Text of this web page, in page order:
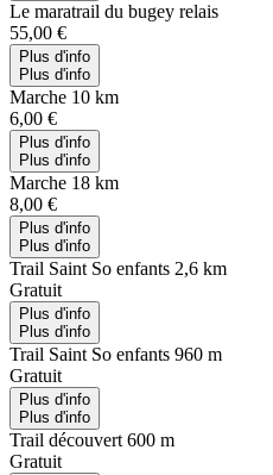
Le maratrail du bugey relais
55,00 €
Plus d'info
Plus d'info
Marche 10 km
6,00 €
Plus d'info
Plus d'info
Marche 18 km
8,00 €
Plus d'info
Plus d'info
Trail Saint So enfants 2,6 km
Gratuit
Plus d'info
Plus d'info
Trail Saint So enfants 960 m
Gratuit
Plus d'info
Plus d'info
Trail découvert 600 m
Gratuit